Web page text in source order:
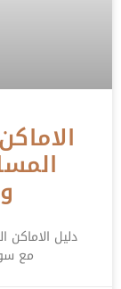
دليل الاماكن
مع